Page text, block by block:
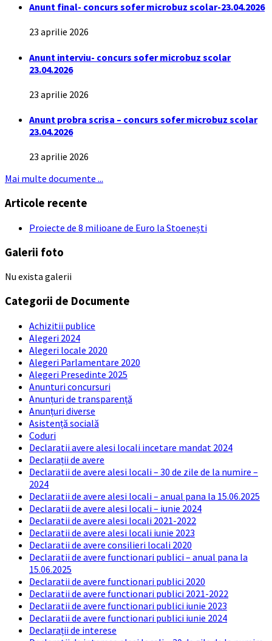
Anunt final- concurs sofer microbuz scolar-23.04.2026
23 aprilie 2026
Anunt interviu- concurs sofer microbuz scolar
23.04.2026
23 aprilie 2026
Anunt probra scrisa – concurs sofer microbuz scolar
23.04.2026
23 aprilie 2026
Mai multe documente ...
Articole recente
Proiecte de 8 milioane de Euro la Stoenești
Galerii foto
Nu exista galerii
Categorii de Documente
Achizitii publice
Alegeri 2024
Alegeri locale 2020
Alegeri Parlamentare 2020
Alegeri Presedinte 2025
Anunturi concursuri
Anunțuri de transparență
Anunțuri diverse
Asistență socială
Coduri
Declaratii avere alesi locali incetare mandat 2024
Declarații de avere
Declaratii de avere alesi locali – 30 de zile de la numire –
2024
Declaratii de avere alesi locali – anual pana la 15.06.2025
Declaratii de avere alesi locali – iunie 2024
Declaratii de avere alesi locali 2021-2022
Declaratii de avere alesi locali iunie 2023
Declaratii de avere consilieri locali 2020
Declaratii de avere functionari publici – anual pana la
15.06.2025
Declaratii de avere functionari publici 2020
Declaratii de avere functionari publici 2021-2022
Declaratii de avere functionari publici iunie 2023
Declaratii de avere functionari publici iunie 2024
Declarații de interese